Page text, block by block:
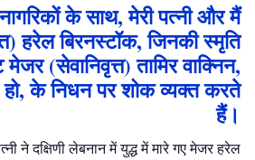
के साथ, मेरी पत्नी और मैं
हरेल बिरनस्टॉक, जिनकी स्मृति
(सेवानिवृत्त) तामिर वाक्निन,
हो, के निधन पर शोक व्यक्त करते
हैं।
ने दक्षिणी लेबनान में युद्ध में मारे गए मेजर हरेल